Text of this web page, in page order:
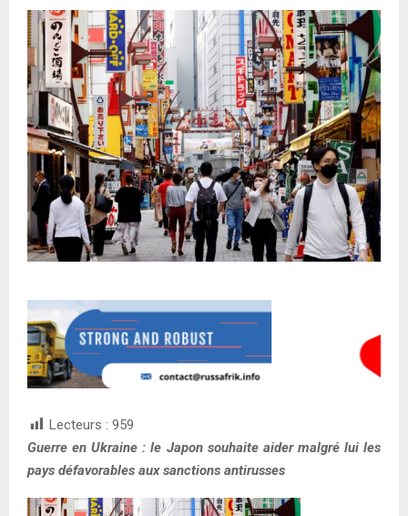
Lecteurs : 959
Guerre en Ukraine : le Japon souhaite aider malgré lui les
pays défavorables aux sanctions antirusses